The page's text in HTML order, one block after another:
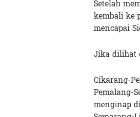
Setelah
kembali ke
mencapai
Jika dilihat
Cikarang-
Pemalang-
menginap